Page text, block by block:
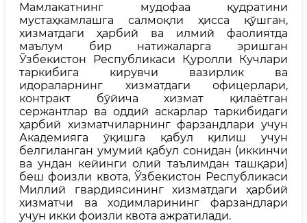
Мамлакатнинг мудофаа қудратини
мустаҳкамлашга салмоқли ҳисса қўшган,
хизматдаги ҳарбий ва илмий фаолиятда
маълум бир натижаларга эришган
Ўзбекистон Республикаси Қуролли Кучлари
таркибига кирувчи вазирлик ва
идораларнинг хизматдаги офицерлари,
контракт бўйича хизмат қилаётган
сержантлар ва оддий аскарлар таркибидаги
ҳарбий хизматчиларнинг фарзандлари учун
Академияга ўқишга қабул қилиш учун
белгиланган умумий қабул сонидан (иккинчи
ва ундан кейинги олий таълимдан ташқари)
беш фоизли квота, Ўзбекистон Республикаси
Миллий гвардиясининг хизматдаги ҳарбий
хизматчи ва ходимларининг фарзандлари
учун икки фоизли квота ажратилади.